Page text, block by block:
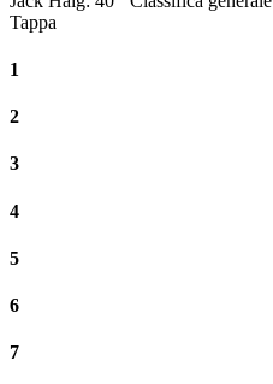
Tappa
1
2
3
4
5
6
7